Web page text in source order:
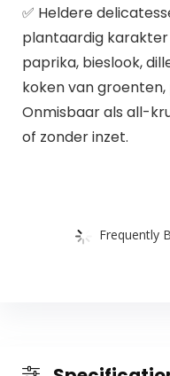
✅ Heldere
plantaardig karakter
paprika, bieslook,
koken van groenten,
Onmisbaar als all-
of zonder inzet.
Frequently